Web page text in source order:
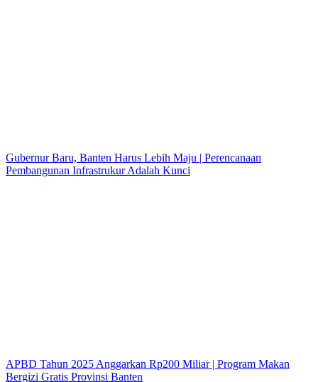
Gubernur Baru, Banten Harus Lebih Maju | Perencanaan
Pembangunan Infrastrukur Adalah Kunci
APBD Tahun 2025 Anggarkan Rp200 Miliar | Program Makan
Bergizi Gratis Provinsi Banten